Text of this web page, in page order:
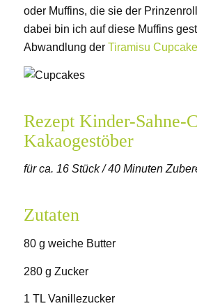
oder Muffins, die sie der
dabei bin ich auf diese Muffins
Abwandlung der Tiramisu
Rezept Kinder-Sahne-
Kakaogestöber
für ca. 16 Stück / 40 Minuten
Zutaten
80 g weiche Butter
280 g Zucker
1 TL Vanillezucker